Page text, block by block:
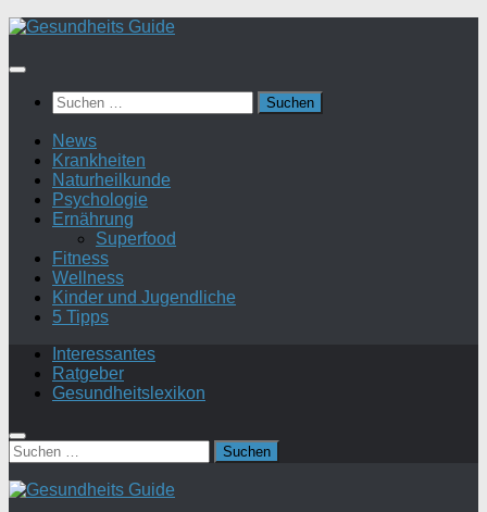
Suchen
nach:
News
Krankheiten
Naturheilkunde
Psychologie
Ernährung
Superfood
Fitness
Wellness
Kinder und Jugendliche
5 Tipps
Interessantes
Ratgeber
Gesundheitslexikon
Suchen
nach: